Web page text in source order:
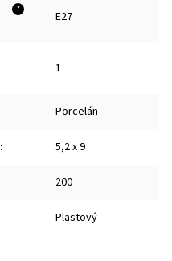
? E27
1
Porcelán
: 5,2 x 9
200
Plastový